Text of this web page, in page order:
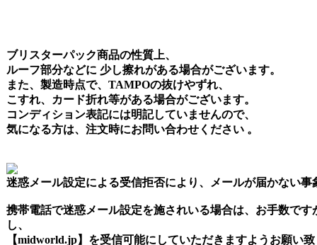
ブリスターパック商品の性質上、
ルーフ部分などに 少し擦れがある場合がございます。
また、製造時点で、TAMPOの抜けやずれ、
こすれ、カード折れ等がある場合がございます。
コンディション表記には明記していませんので、
気になる方は、注文時にお問い合わせください 。
迷惑メール設定による受信拒否により、メールが届かない事
携帯電話で迷惑メール設定を施されいる場合は、お手数で
し、
【midworld.jp】を受信可能にしていただきますようお願い